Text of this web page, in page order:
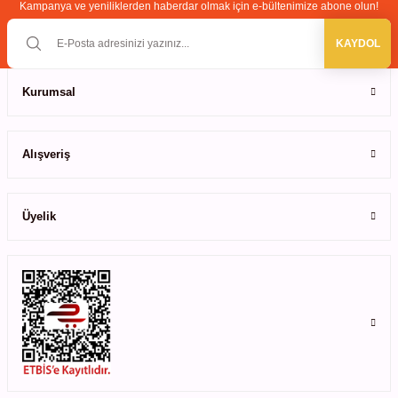
Bu ürüne benzer farklı alternatifler olmalı.
Kampanya ve yeniliklerden haberdar olmak için e-bültenimize abone olun!
KAYDOL
Kurumsal
Alışveriş
Üyelik